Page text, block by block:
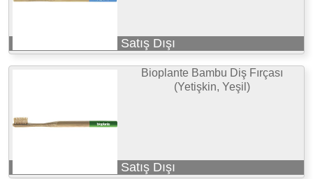
Satış Dışı
Bioplante Bambu Diş Fırçası
(Yetişkin, Yeşil)
Satış Dışı